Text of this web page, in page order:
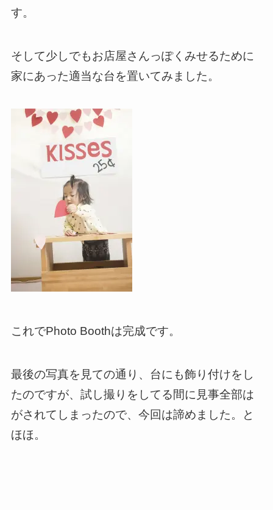
す。
そして少しでもお店屋さんっぽくみせるために
家にあった適当な台を置いてみました。
これでPhoto Boothは完成です。
最後の写真を見ての通り、台にも飾り付けをし
たのですが、試し撮りをしてる間に見事全部は
がされてしまったので、今回は諦めました。と
ほほ。